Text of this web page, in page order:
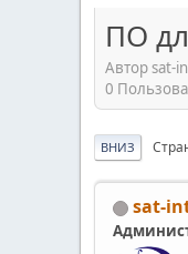
ПО
Автор sat-
0
ВНИЗ
sat-